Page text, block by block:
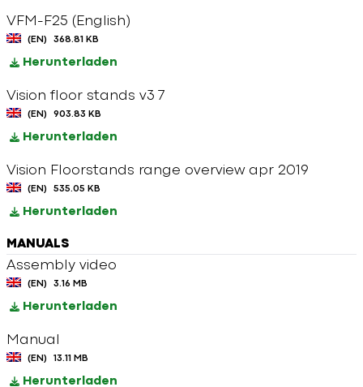
VFM-F25 (English)
(EN) 368.81 KB
Herunterladen
Vision floor stands v3 7
(EN) 903.83 KB
Herunterladen
Vision Floorstands range overview apr 2019
(EN) 535.05 KB
Herunterladen
MANUALS
Assembly video
(EN) 3.16 MB
Herunterladen
Manual
(EN) 13.11 MB
Herunterladen